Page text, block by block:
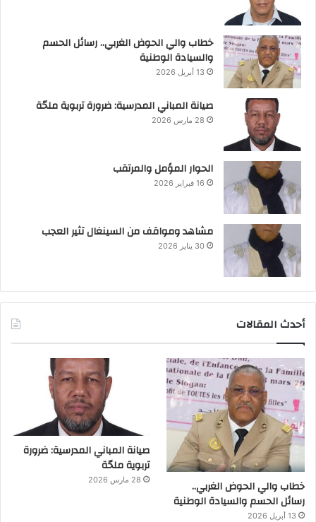
خطاب والي الحوض الغربي.. رسائل الحسم
والسيادة الوطنية
13 أبريل 2026
صيانة المباني المدرسية: ضرورة تربوية ملحّة
28 مارس 2026
الحوار المؤمل والمرتقب
16 فبراير 2026
مشاهد ومواقف من السينغال تثير العجب
30 يناير 2026
أحدث المقالات
خطاب والي الحوض الغربي..
رسائل الحسم والسيادة الوطنية
13 أبريل 2026
صيانة المباني المدرسية: ضرورة
تربوية ملحّة
28 مارس 2026